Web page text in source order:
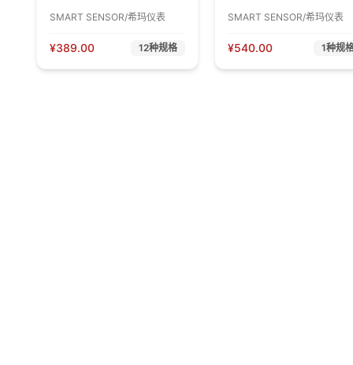
SMART SENSOR/希玛仪表
¥389.00 12种规格
SMART SENSOR/希玛仪表
¥540.00 1种规